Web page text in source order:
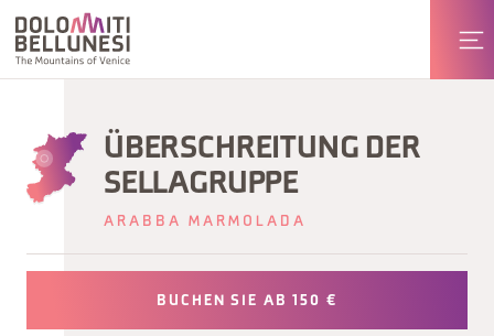
ÜBERSCHREITUNG DER
SELLAGRUPPE
ARABBA MARMOLADA
BUCHEN SIE AB 150 €